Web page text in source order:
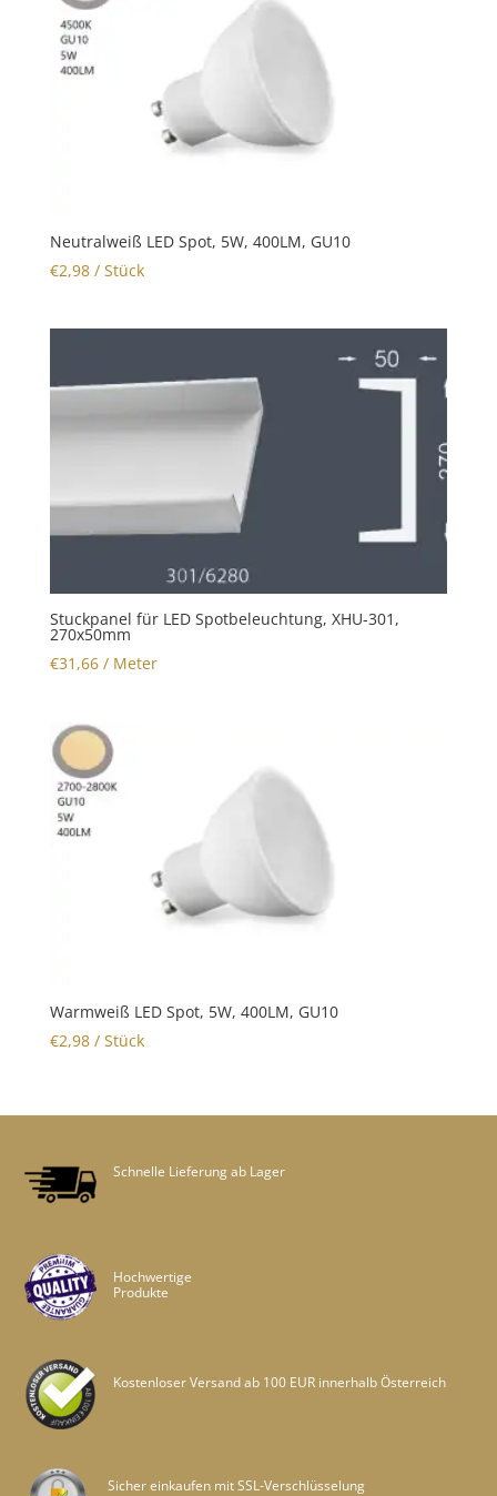
Neutralweiß LED Spot, 5W, 400LM, GU10
€2,98/ Stück
Stuckpanel für LED Spotbeleuchtung, XHU-301,
270x50mm
€31,66/ Meter
Warmweiß LED Spot, 5W, 400LM, GU10
€2,98/ Stück
Schnelle Lieferung ab Lager
Hochwertige
Produkte
Kostenloser Versand ab 100 EUR innerhalb Österreich
Sicher einkaufen mit SSL-Verschlüsselung